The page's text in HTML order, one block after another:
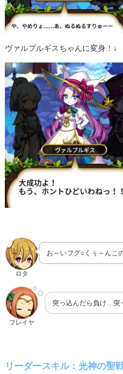
ヴァルプルギスちゃんに変身！↓
ロタ
お～いフグ○くぅ～んこ
フレイヤ
突っ込んだら負け…突
リーダースキル： 光神の聖